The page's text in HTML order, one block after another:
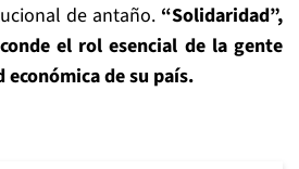
de antaño. “Solidaridad”,
el rol esencial de la gente
de su país.